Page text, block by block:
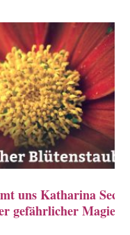
uns Katharina Seck
gefährlicher Magie